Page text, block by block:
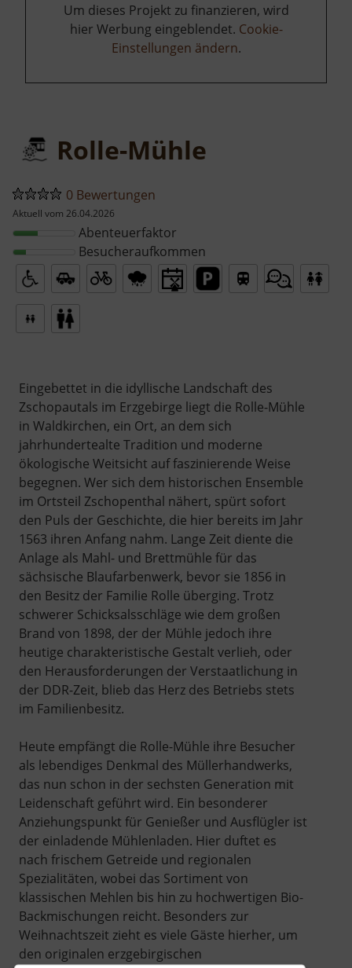
Um dieses Projekt zu finanzieren, wird
hier Werbung eingeblendet. Cookie-
Einstellungen ändern.
Rolle-Mühle
0 Bewertungen
Aktuell vom 26.04.2026
Abenteuerfaktor
Besucheraufkommen
Eingebettet in die idyllische Landschaft des
Zschopautals im Erzgebirge liegt die Rolle-Mühle
in Waldkirchen, ein Ort, an dem sich
jahrhundertealte Tradition und moderne
ökologische Weitsicht auf faszinierende Weise
begegnen. Wer sich dem historischen Ensemble
im Ortsteil Zschopenthal nähert, spürt sofort
den Puls der Geschichte, die hier bereits im Jahr
1563 ihren Anfang nahm. Lange Zeit diente die
Anlage als Mahl- und Brettmühle für das
sächsische Blaufarbenwerk, bevor sie 1856 in
den Besitz der Familie Rolle überging. Trotz
schwerer Schicksalsschläge wie dem großen
Brand von 1898, der der Mühle jedoch ihre
heutige charakteristische Gestalt verlieh, oder
den Herausforderungen der Verstaatlichung in
der DDR-Zeit, blieb das Herz des Betriebs stets
im Familienbesitz.
Heute empfängt die Rolle-Mühle ihre Besucher
als lebendiges Denkmal des Müllerhandwerks,
das nun schon in der sechsten Generation mit
Leidenschaft geführt wird. Ein besonderer
Anziehungspunkt für Genießer und Ausflügler ist
der einladende Mühlenladen. Hier duftet es
nach frischem Getreide und regionalen
Spezialitäten, wobei das Sortiment von
klassischen Mehlen bis hin zu hochwertigen Bio-
Backmischungen reicht. Besonders zur
Weihnachtszeit zieht es viele Gäste hierher, um
den originalen erzgebirgischen